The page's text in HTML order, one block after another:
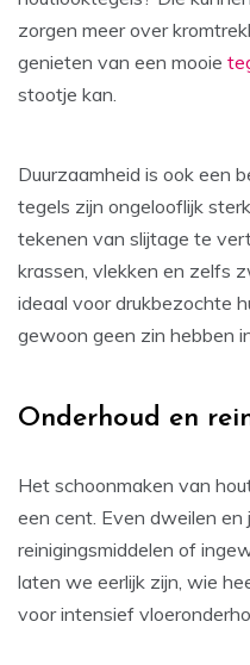
zorgen meer over
genieten van een mooie
stootje kan.
Duurzaamheid is ook een
tegels zijn ongelooflijk
tekenen van slijtage te
krassen, vlekken en zelfs
ideaal voor drukbezochte
gewoon geen zin hebben
Onderhoud en
Het schoonmaken van
een cent. Even dweilen en
reinigingsmiddelen of
laten we eerlijk zijn, wie
voor intensief